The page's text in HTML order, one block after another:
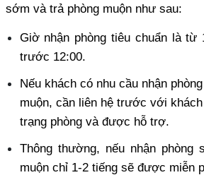
sớm và trả phòng muộn như sau:
Giờ nhận phòng tiêu chuẩn là từ
trước 12:00.
Nếu khách có nhu cầu nhận
muộn, cần liên hệ trước với
trạng phòng và được hỗ trợ.
Thông thường, nếu nhận phòng
muộn chỉ 1-2 tiếng sẽ được miễn